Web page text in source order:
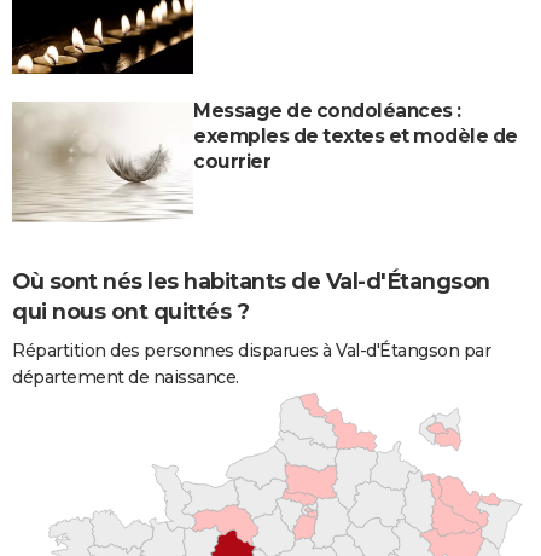
Message de condoléances :
exemples de textes et modèle de
courrier
Où sont nés les habitants de Val-d'Étangson
qui nous ont quittés ?
Répartition des personnes disparues à Val-d'Étangson par
département de naissance.